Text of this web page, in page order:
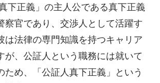
下正義」の主人公である真下正義
察官であり、交渉人として活躍す
は法律の専門知識を持つキャリア
が、公証人という職務には就いて
ため、「公証人真下正義」という